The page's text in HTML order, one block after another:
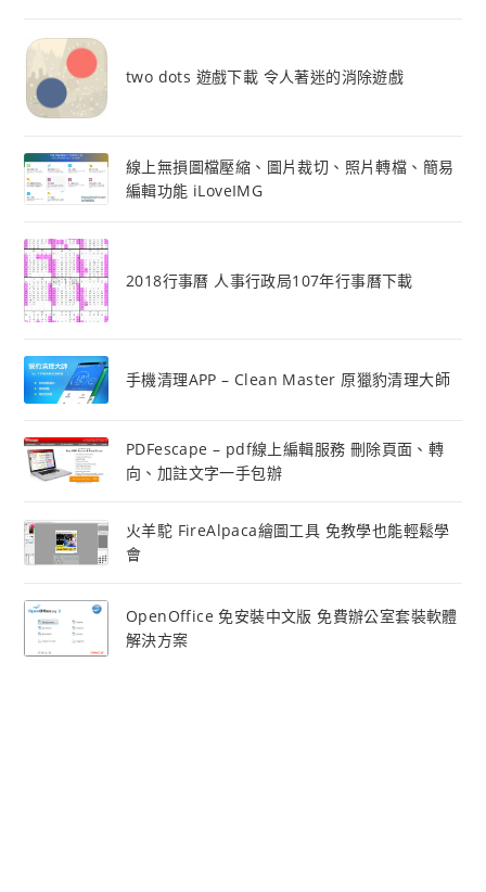
two dots 遊戲下載 令人著迷的消除遊戲
線上無損圖檔壓縮、圖片裁切、照片轉檔、簡易
編輯功能 iLoveIMG
2018行事曆 人事行政局107年行事曆下載
手機清理APP – Clean Master 原獵豹清理大師
PDFescape – pdf線上編輯服務 刪除頁面、轉
向、加註文字一手包辦
火羊駝 FireAlpaca繪圖工具 免教學也能輕鬆學
會
OpenOffice 免安裝中文版 免費辦公室套裝軟體
解決方案